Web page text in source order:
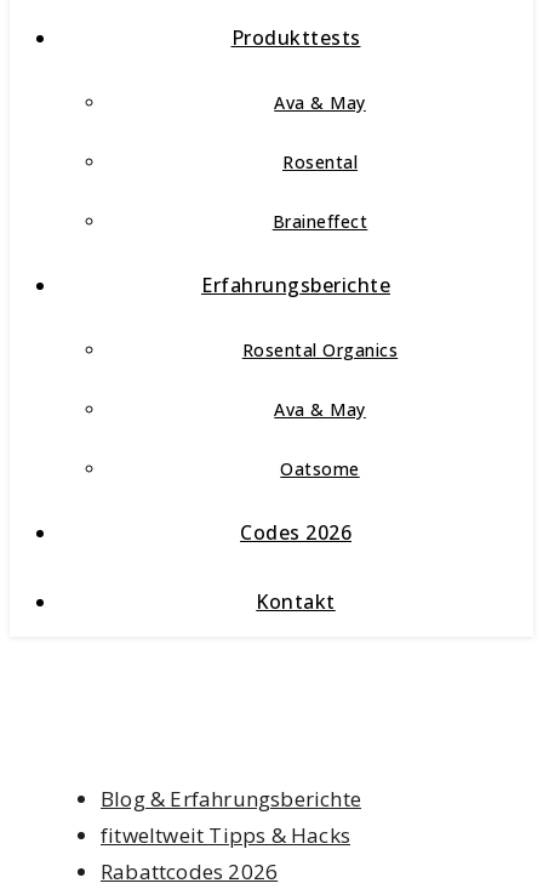
Produkttests
Ava & May
Rosental
Braineffect
Erfahrungsberichte
Rosental Organics
Ava & May
Oatsome
Codes 2026
Kontakt
Blog & Erfahrungsberichte
fitweltweit Tipps & Hacks
Rabattcodes 2026